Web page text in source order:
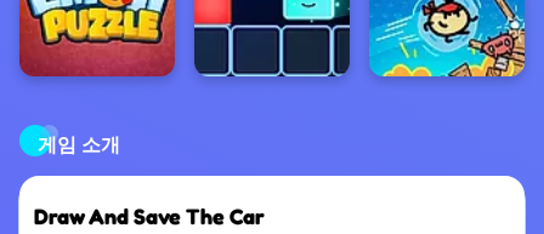
게임 소개
Draw And Save The Car